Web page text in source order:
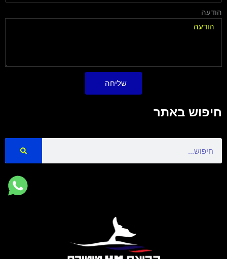
הודעה
שליחה
חיפוש באתר